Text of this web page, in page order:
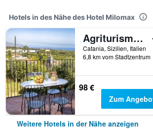
Hotels in des Nähe des Hotel Milomax
Agriturismo San Leonardello
Catania, Sizilien, Italien
6,8 km vom Stadtzentrum
98 €
Zum
Weitere Hotels in der Nähe anzeigen